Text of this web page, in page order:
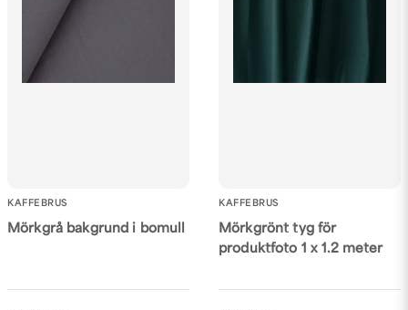
KAFFEBRUS
Mörkgrå bakgrund i bomull
KAFFEBRUS
Mörkgrönt tyg för
produktfoto 1 x 1.2 meter